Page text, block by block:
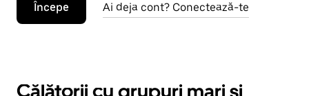
Începe Ai deja cont? Conectează-te
Călătorii cu grupuri mari și